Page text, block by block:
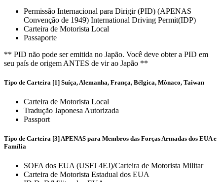
Permissão Internacional para Dirigir (PID) (APENAS
Convenção de 1949) International Driving Permit(IDP)
Carteira de Motorista Local
Passaporte
** PID não pode ser emitida no Japão. Você deve obter a PID em
seu país de origem ANTES de vir ao Japão **
Tipo de Carteira [1] Suíça, Alemanha, França, Bélgica, Mônaco, Taiwan
Carteira de Motorista Local
Tradução Japonesa Autorizada
Passport
Tipo de Carteira [3] APENAS para Membros das Forças Armadas dos EUA e
Família
SOFA dos EUA (USFJ 4EJ)/Carteira de Motorista Militar
Carteira de Motorista Estadual dos EUA